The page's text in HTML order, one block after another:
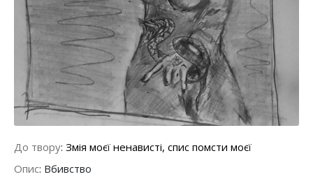
До твору: Змія моєї ненависті, спис помсти моєї
Опис: Вбивство